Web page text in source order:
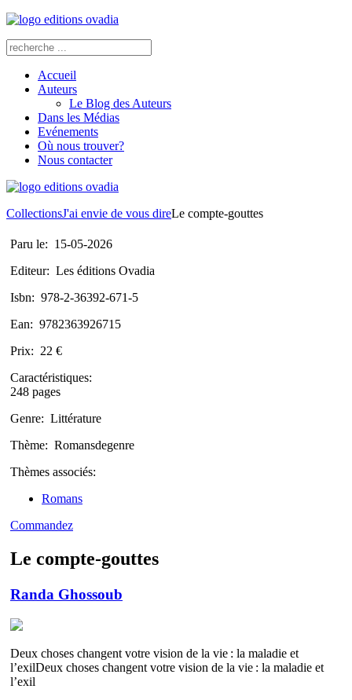
Accueil
Auteurs
Le Blog des Auteurs
Dans les Médias
Evénements
Où nous trouver?
Nous contacter
CollectionsJ'ai envie de vous direLe compte-gouttes
Paru le: 15-05-2026
Editeur: Les éditions Ovadia
Isbn: 978-2-36392-671-5
Ean: 9782363926715
Prix: 22 €
Caractéristiques:
248 pages
Genre: Littérature
Thème: Romansdegenre
Thèmes associés:
Romans
Commandez
Le compte-gouttes
Randa Ghossoub
Deux choses changent votre vision de la vie : la maladie et
l’exilDeux choses changent votre vision de la vie : la maladie et
l’exil